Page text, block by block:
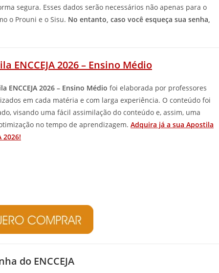
segura. Esses dados serão necessários não apenas para o
o Prouni e o Sisu. No entanto, caso você esqueça sua senha,
ENCCEJA 2026 – Ensino Médio
ENCCEJA 2026 – Ensino Médio foi elaborada por professores
em cada matéria e com larga experiência. O conteúdo foi
visando uma fácil assimilação do conteúdo e, assim, uma
no tempo de aprendizagem. Adquira já a sua Apostila
2026!
do ENCCEJA